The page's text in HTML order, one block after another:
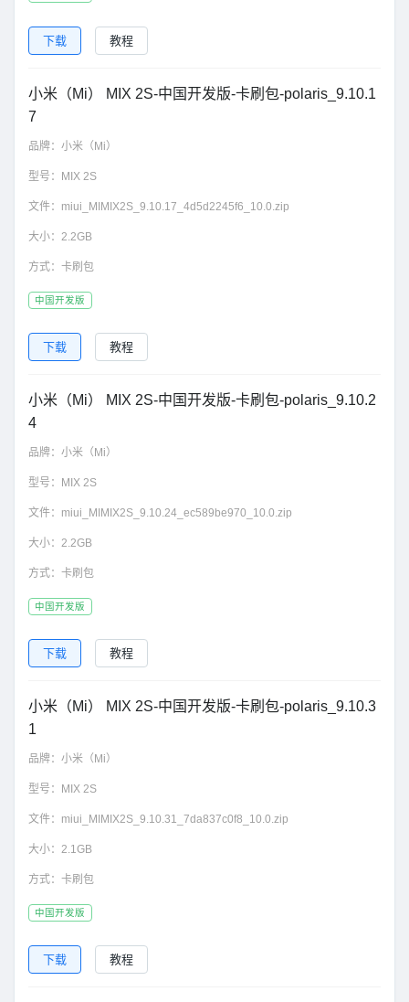
下载 教程
小米（Mi） MIX 2S-中国开发版-卡刷包-polaris_9.10.1
7
品牌： 小米（Mi）
型号： MIX 2S
文件： miui_MIMIX2S_9.10.17_4d5d2245f6_10.0.zip
大小： 2.2GB
方式： 卡刷包
中国开发版
下载 教程
小米（Mi） MIX 2S-中国开发版-卡刷包-polaris_9.10.2
4
品牌： 小米（Mi）
型号： MIX 2S
文件： miui_MIMIX2S_9.10.24_ec589be970_10.0.zip
大小： 2.2GB
方式： 卡刷包
中国开发版
下载 教程
小米（Mi） MIX 2S-中国开发版-卡刷包-polaris_9.10.3
1
品牌： 小米（Mi）
型号： MIX 2S
文件： miui_MIMIX2S_9.10.31_7da837c0f8_10.0.zip
大小： 2.1GB
方式： 卡刷包
中国开发版
下载 教程